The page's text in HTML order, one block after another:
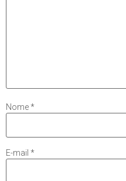
Nome*
E-mail *